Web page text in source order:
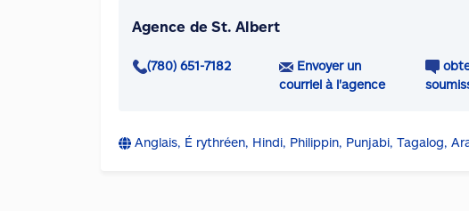
Agence de St. Albert
(780) 651-7182
Envoyer un
courriel à l'agence
Anglais, É rythréen, Hindi, Philippin, Punjabi, Tagalog,